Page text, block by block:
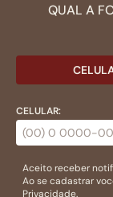
QUAL A
CELULAR:
Aceito receber
Ao se cadastrar
Privacidade.